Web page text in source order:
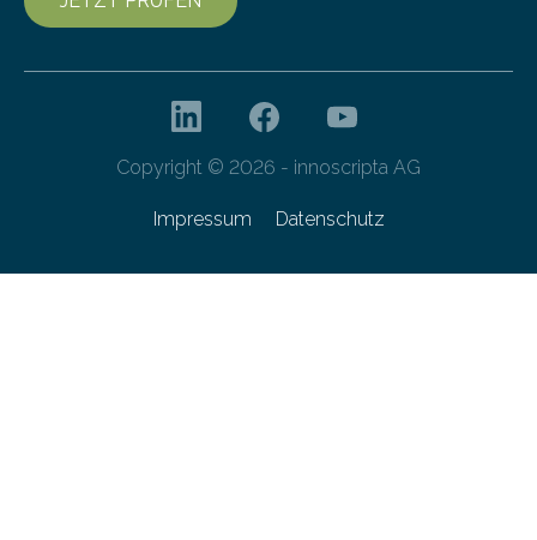
Copyright © 2026 - innoscripta AG
Impressum Datenschutz